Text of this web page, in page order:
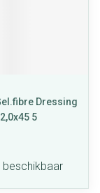
Dressing
5
beschikbaar